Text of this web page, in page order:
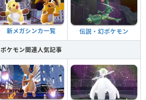
新メガシンカ一覧 伝説・幻ポケモン
ポケモン関連人気記事